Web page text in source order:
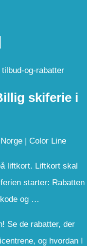
og-rabatter
skiferie i
| Color Line
liftkort. Liftkort skal
starter: Rabatten
og …
Se de rabatter, der
og hvordan I